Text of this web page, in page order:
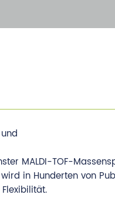
MALDI-TOF-
in Hunderten von